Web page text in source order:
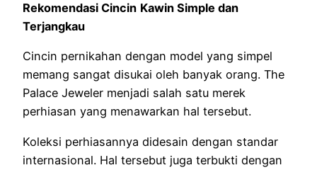
Rekomendasi Cincin Kawin Simple dan
Terjangkau
Cincin pernikahan dengan model yang simpel
memang sangat disukai oleh banyak orang. The
Palace Jeweler menjadi salah satu merek
perhiasan yang menawarkan hal tersebut.
Koleksi perhiasannya didesain dengan standar
internasional. Hal tersebut juga terbukti dengan